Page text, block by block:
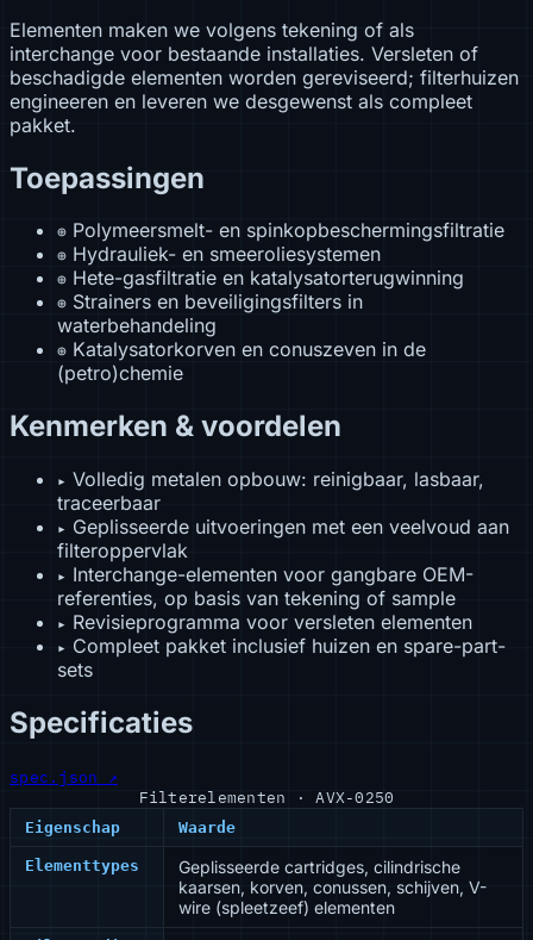
Elementen maken we volgens tekening of als
interchange voor bestaande installaties. Versleten of
beschadigde elementen worden gereviseerd; filterhuizen
engineeren en leveren we desgewenst als compleet
pakket.
Toepassingen
⊕ Polymeersmelt- en spinkopbeschermingsfiltratie
⊕ Hydrauliek- en smeeroliesystemen
⊕ Hete-gasfiltratie en katalysatorterugwinning
⊕ Strainers en beveiligingsfilters in
waterbehandeling
⊕ Katalysatorkorven en conuszeven in de
(petro)chemie
Kenmerken & voordelen
▸ Volledig metalen opbouw: reinigbaar, lasbaar,
traceerbaar
▸ Geplisseerde uitvoeringen met een veelvoud aan
filteroppervlak
▸ Interchange-elementen voor gangbare OEM-
referenties, op basis van tekening of sample
▸ Revisieprogramma voor versleten elementen
▸ Compleet pakket inclusief huizen en spare-part-
sets
Specificaties
spec.json ↗
Filterelementen · AVX-0250
Eigenschap Waarde
Elementtypes
Geplisseerde cartridges, cilindrische
kaarsen, korven, conussen, schijven, V-
wire (spleetzeef) elementen